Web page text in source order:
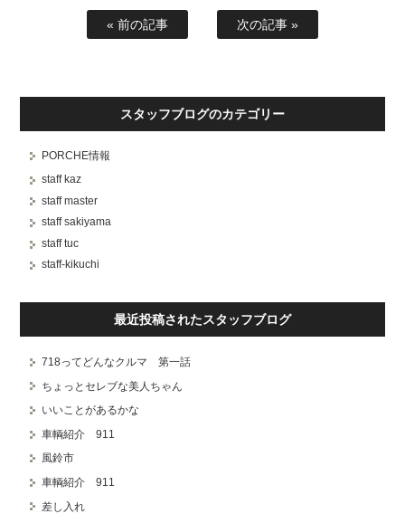
« 前の記事 次の記事 »
スタッフブログのカテゴリー
PORCHE情報
staff kaz
staff master
staff sakiyama
staff tuc
staff-kikuchi
最近投稿されたスタッフブログ
718ってどんなクルマ 第一話
ちょっとセレブな美人ちゃん
いいことがあるかな
車輌紹介 911
風鈴市
車輌紹介 911
差し入れ